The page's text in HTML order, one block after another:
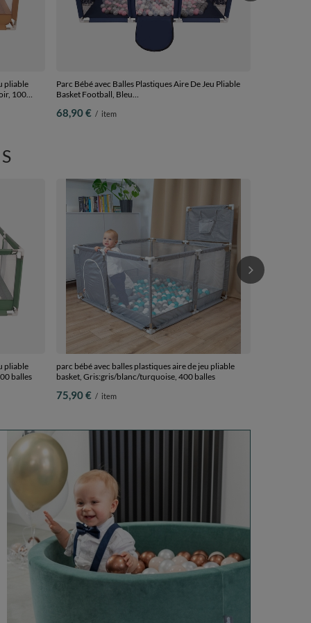
pliable
100
Parc Bébé avec Balles Plastiques Aire De Jeu Pliable
Basket Football, Bleu
68,90 € / item
pliable
balles
parc bébé avec balles plastiques aire de jeu pliable
basket, Gris:gris/blanc/turquoise, 400 balles
75,90 € / item